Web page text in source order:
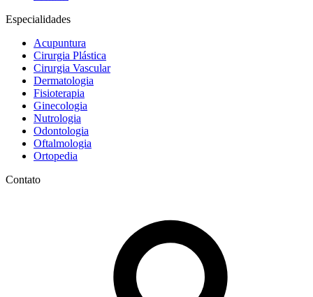
Especialidades
Acupuntura
Cirurgia Plástica
Cirurgia Vascular
Dermatologia
Fisioterapia
Ginecologia
Nutrologia
Odontologia
Oftalmologia
Ortopedia
Contato